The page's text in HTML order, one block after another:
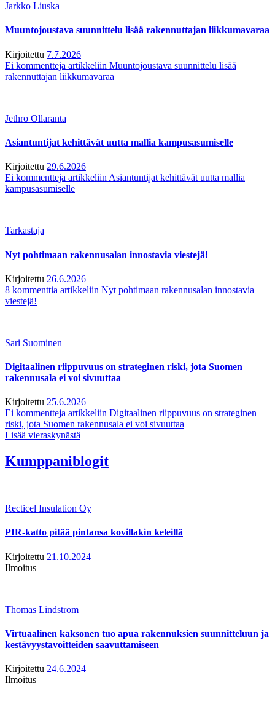
Jarkko Liuska
Muuntojoustava suunnittelu lisää rakennuttajan liikkumavaraa
Kirjoitettu 7.7.2026
Ei kommentteja artikkeliin Muuntojoustava suunnittelu lisää
rakennuttajan liikkumavaraa
Jethro Ollaranta
Asiantuntijat kehittävät uutta mallia kampusasumiselle
Kirjoitettu 29.6.2026
Ei kommentteja artikkeliin Asiantuntijat kehittävät uutta mallia
kampusasumiselle
Tarkastaja
Nyt pohtimaan rakennusalan innostavia viestejä!
Kirjoitettu 26.6.2026
8 kommenttia artikkeliin Nyt pohtimaan rakennusalan innostavia
viestejä!
Sari Suominen
Digitaalinen riippuvuus on strateginen riski, jota Suomen
rakennusala ei voi sivuuttaa
Kirjoitettu 25.6.2026
Ei kommentteja artikkeliin Digitaalinen riippuvuus on strateginen
riski, jota Suomen rakennusala ei voi sivuuttaa
Lisää vieraskynästä
Kumppaniblogit
Recticel Insulation Oy
PIR-katto pitää pintansa kovillakin keleillä
Kirjoitettu 21.10.2024
Ilmoitus
Thomas Lindstrom
Virtuaalinen kaksonen tuo apua rakennuksien suunnitteluun ja
kestävyystavoitteiden saavuttamiseen
Kirjoitettu 24.6.2024
Ilmoitus